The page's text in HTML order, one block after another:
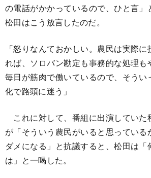
の電話がかかっているので、ひと言」
松田はこう放言したのだ。
「怒りなんておかしい。農民は実際
れば、ソロバン勘定も事務的な処理も
毎日が筋肉で働いているので、そうい
化で路頭に迷う」
これに対して、番組に出演していた
が「そういう農民がいると思っている
ダメになる」と抗議すると、松田は
は」と一喝した。